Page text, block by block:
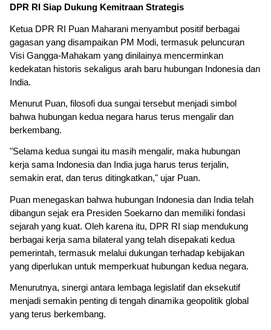
DPR RI Siap Dukung Kemitraan Strategis
Ketua DPR RI Puan Maharani menyambut positif berbagai
gagasan yang disampaikan PM Modi, termasuk peluncuran
Visi Gangga-Mahakam yang dinilainya mencerminkan
kedekatan historis sekaligus arah baru hubungan Indonesia dan
India.
Menurut Puan, filosofi dua sungai tersebut menjadi simbol
bahwa hubungan kedua negara harus terus mengalir dan
berkembang.
"Selama kedua sungai itu masih mengalir, maka hubungan
kerja sama Indonesia dan India juga harus terus terjalin,
semakin erat, dan terus ditingkatkan," ujar Puan.
Puan menegaskan bahwa hubungan Indonesia dan India telah
dibangun sejak era Presiden Soekarno dan memiliki fondasi
sejarah yang kuat. Oleh karena itu, DPR RI siap mendukung
berbagai kerja sama bilateral yang telah disepakati kedua
pemerintah, termasuk melalui dukungan terhadap kebijakan
yang diperlukan untuk memperkuat hubungan kedua negara.
Menurutnya, sinergi antara lembaga legislatif dan eksekutif
menjadi semakin penting di tengah dinamika geopolitik global
yang terus berkembang.